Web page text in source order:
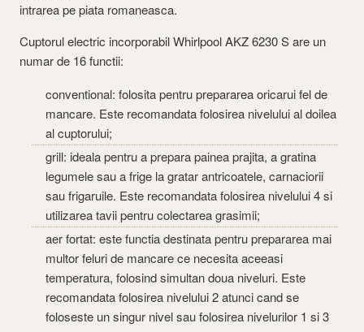
intrarea pe piata romaneasca.
Cuptorul electric incorporabil Whirlpool AKZ 6230 S are un
numar de 16 functii:
conventional: folosita pentru prepararea oricarui fel de
mancare. Este recomandata folosirea nivelului al doilea
al cuptorului;
grill: ideala pentru a prepara painea prajita, a gratina
legumele sau a frige la gratar antricoatele, carnaciorii
sau frigaruile. Este recomandata folosirea nivelului 4 si
utilizarea tavii pentru colectarea grasimii;
aer fortat: este functia destinata pentru prepararea mai
multor feluri de mancare ce necesita aceeasi
temperatura, folosind simultan doua niveluri. Este
recomandata folosirea nivelului 2 atunci cand se
foloseste un singur nivel sau folosirea nivelurilor 1 si 3